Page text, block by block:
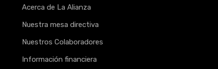
Acerca de La Alianza
Nuestra mesa directiva
Nuestros Colaboradores
Información financiera